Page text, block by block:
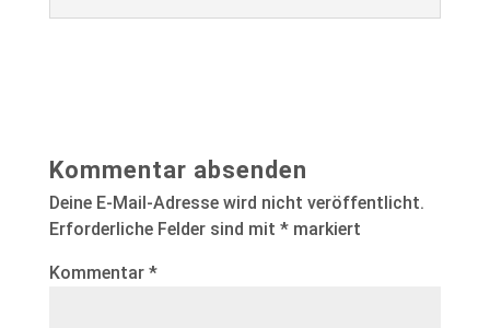
Kommentar absenden
Deine E-Mail-Adresse wird nicht veröffentlicht.
Erforderliche Felder sind mit *markiert
Kommentar *